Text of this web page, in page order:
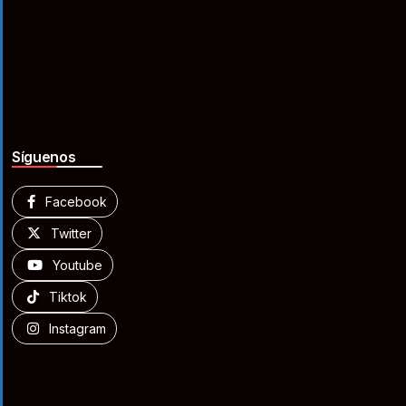
Síguenos
Facebook
Twitter
Youtube
Tiktok
Instagram